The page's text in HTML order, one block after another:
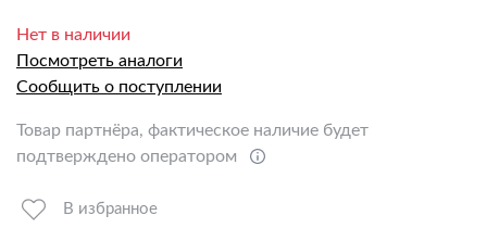
Нет в наличии
Посмотреть аналоги
Сообщить о поступлении
Товар партнёра, фактическое наличие будет
подтверждено оператором
В избранное